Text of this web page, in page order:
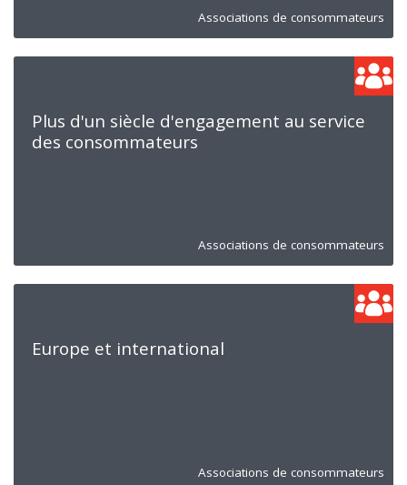
Associations de consommateurs
Associations de consommateurs
Plus d'un siècle d'engagement au service
des consommateurs
Associations de consommateurs
Europe et international